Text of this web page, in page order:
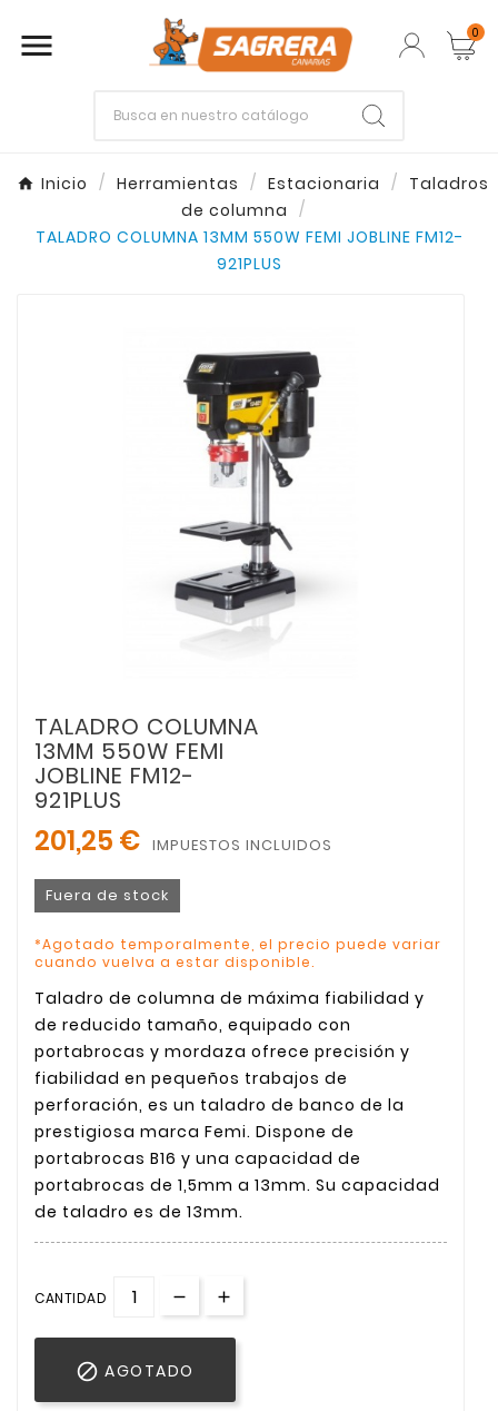
 0
Inicio Herramientas Estacionaria
Taladros
de columna
TALADRO COLUMNA 13MM 550W FEMI JOBLINE FM12-
921PLUS
TALADRO COLUMNA
13MM 550W FEMI
JOBLINE FM12-
921PLUS
201,25 € IMPUESTOS INCLUIDOS
Fuera de stock
*Agotado temporalmente, el precio puede variar
cuando vuelva a estar disponible.
Taladro de columna de máxima fiabilidad y
de reducido tamaño, equipado con
portabrocas y mordaza ofrece precisión y
fiabilidad en pequeños trabajos de
perforación, es un taladro de banco de la
prestigiosa marca Femi. Dispone de
portabrocas B16 y una capacidad de
portabrocas de 1,5mm a 13mm. Su capacidad
de taladro es de 13mm.
CANTIDAD
 AGOTADO